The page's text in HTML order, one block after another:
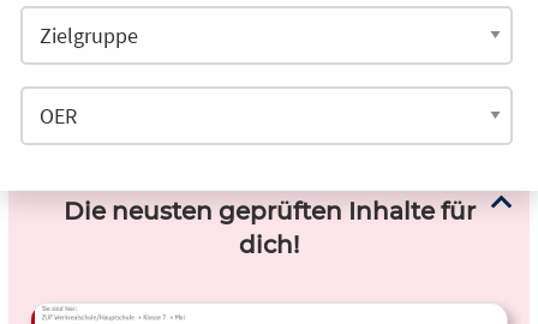
Die neusten geprüften Inhalte für
dich!